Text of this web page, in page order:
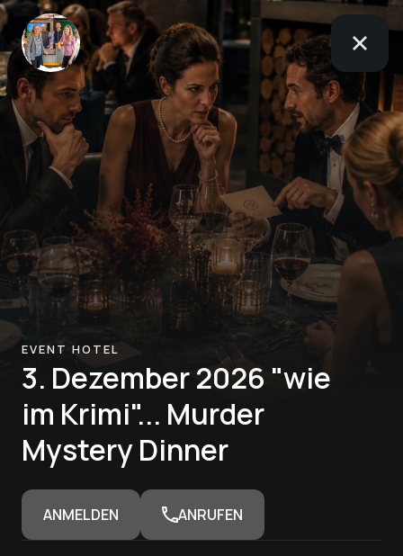
EVENT HOTEL
3. Dezember 2026 "wie
im Krimi"... Murder
Mystery Dinner
ANMELDEN ANRUFEN